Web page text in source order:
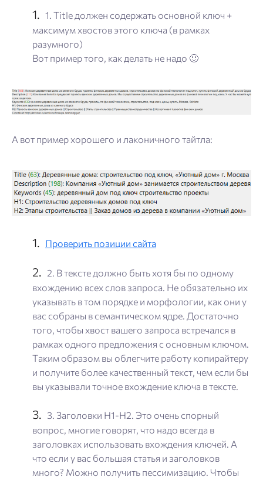
1. Title должен содержать основной ключ +
максимум хвостов этого ключа (в рамках
разумного)
Вот пример того, как делать не надо 🙂
А вот пример хорошего и лаконичного тайтла:
Проверить позиции сайта
2. В тексте должно быть хотя бы по одному
вхождению всех слов запроса. Не обязательно их
указывать в том порядке и морфологии, как они у
вас собраны в семантическом ядре. Достаточно
того, чтобы хвост вашего запроса встречался в
рамках одного предложения с основным ключом.
Таким образом вы облегчите работу копирайтеру
и получите более качественный текст, чем если бы
вы указывали точное вхождение ключа в тексте.
3. Заголовки H1-H2. Это очень спорный
вопрос, многие говорят, что надо всегда в
заголовках использовать вхождения ключей. А
что если у вас большая статья и заголовков
много? Можно получить пессимизацию. Чтобы